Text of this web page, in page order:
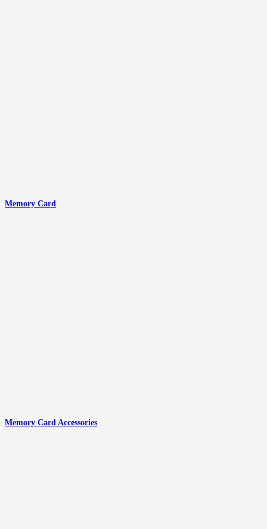
Memory Card
Memory Card Accessories